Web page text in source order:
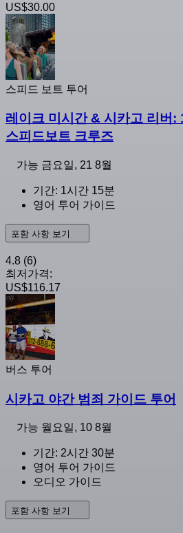
US$30.00
스피드 보트 투어
레이크 미시간 & 시카고 리버:
스피드보트 크루즈
가능 금요일, 21 8월
기간: 1시간 15분
영어 투어 가이드
포함 사항 보기
4.8 (6)
최저가격:
US$116.17
버스 투어
시카고 야간 범죄 가이드 투어
가능 월요일, 10 8월
기간: 2시간 30분
영어 투어 가이드
오디오 가이드
포함 사항 보기